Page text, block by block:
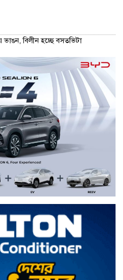
ভাঙন, বিলীন হচ্ছে বসতভিটা
ন্যারেটিভ আওয়ামী লীগের পুরোনো
প্রতিমন্ত্রী
মহাপরিচালক হলেন কাজী জেসিন
নির্বাচনের ভোটার তালিকা প্রকাশ করল
সমঝোতার পথে ইরান-ওমান,
দিনের চুক্তি
ভর্তিতে লটারি, দ্বিতীয়-নবমে